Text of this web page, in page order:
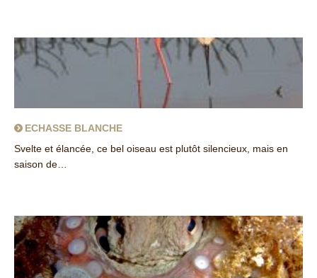
ECHASSE BLANCHE
Svelte et élancée, ce bel oiseau est plutôt silencieux, mais en
saison de…